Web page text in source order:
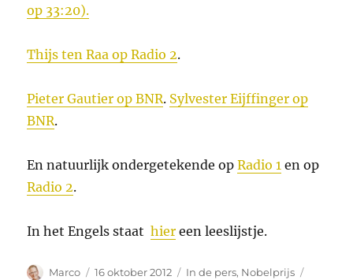
op 33:20).
Thijs ten Raa op Radio 2.
Pieter Gautier op BNR. Sylvester Eijffinger op
BNR.
En natuurlijk ondergetekende opRadio 1 en op
Radio 2.
In het Engels staathier een leeslijstje.
Auteur
Marco
Geplaatst
16 oktober 2012 Categorieën
In de pers, Nobelprijs